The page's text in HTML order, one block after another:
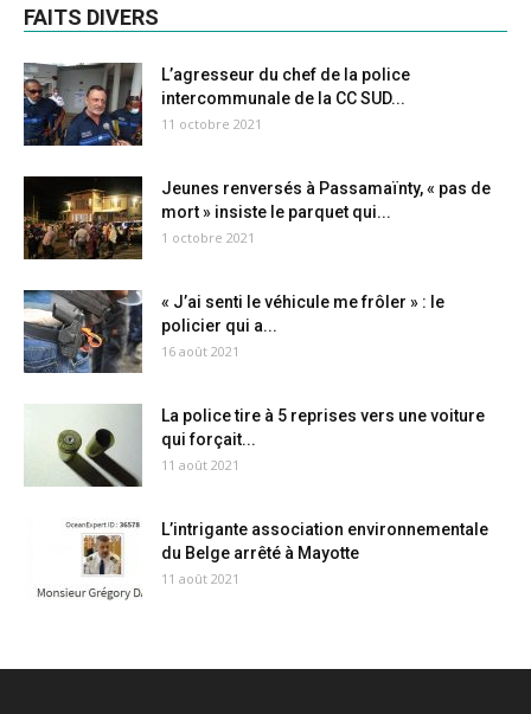
FAITS DIVERS
L’agresseur du chef de la police
intercommunale de la CC SUD...
11 octobre 2021
Jeunes renversés à Passamaïnty, « pas de
mort » insiste le parquet qui...
1 octobre 2021
« J’ai senti le véhicule me frôler » : le
policier qui a...
16 août 2021
La police tire à 5 reprises vers une voiture
qui forçait...
11 août 2021
L’intrigante association environnementale
du Belge arrêté à Mayotte
11 août 2021